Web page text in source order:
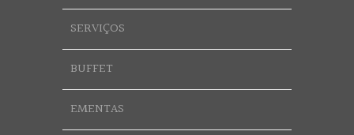
SERVIÇOS
BUFFET
EMENTAS